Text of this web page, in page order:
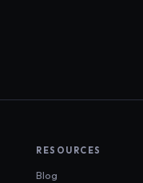
RESOURCES
Blog